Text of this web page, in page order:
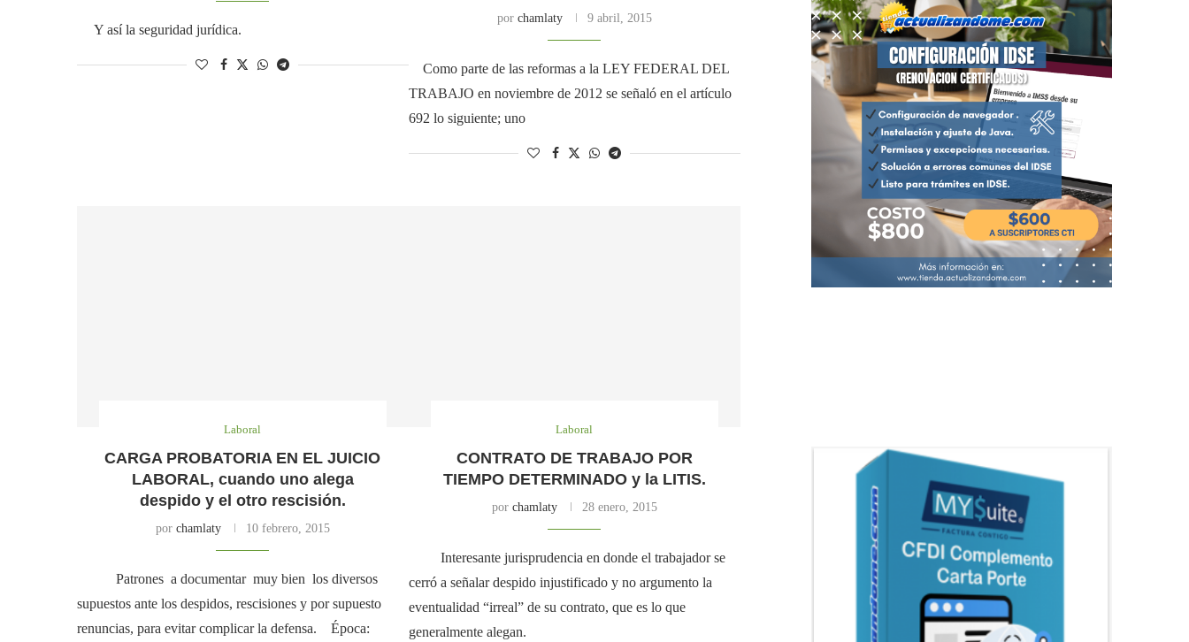
Y así la seguridad jurídica.
por chamlaty 9 abril, 2015
Como parte de las reformas a la LEY FEDERAL DEL
TRABAJO en noviembre de 2012 se señaló en el artículo
692 lo siguiente; uno
Laboral
CARGA PROBATORIA EN EL JUICIO
LABORAL, cuando uno alega
despido y el otro rescisión.
por chamlaty 10 febrero, 2015
Patrones a documentar muy bien los diversos
supuestos ante los despidos, rescisiones y por supuesto
renuncias, para evitar complicar la defensa. Época:
Laboral
CONTRATO DE TRABAJO POR
TIEMPO DETERMINADO y la LITIS.
por chamlaty 28 enero, 2015
Interesante jurisprudencia en donde el trabajador se
cerró a señalar despido injustificado y no argumento la
eventualidad “irreal” de su contrato, que es lo que
generalmente alegan.